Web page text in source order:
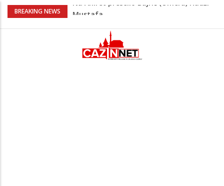
BREAKING NEWS
AŽURIRANO: Ubistvo u Bosanskoj Krupi:
osumnjičeni uhapšen
Horde zla neće u Mostar: Žestoko
prozvali rukovodstvo FK Sarajevo